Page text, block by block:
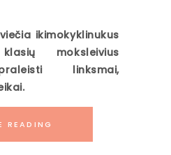
ikimokyklinukus
moksleivius
linksmai,
READING